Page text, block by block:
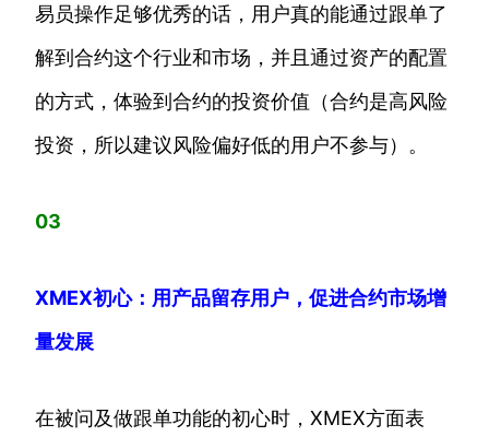
易员操作足够优秀的话，用户真的能通过跟单了
解到合约这个行业和市场，并且通过资产的配置
的方式，体验到合约的投资价值（合约是高风险
投资，所以建议风险偏好低的用户不参与）。
03
XMEX初心：用产品留存用户，促进合约市场增
量发展
在被问及做跟单功能的初心时，XMEX方面表